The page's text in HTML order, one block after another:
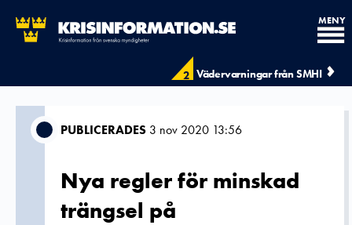
2 Vädervarningar från SMHI
MENY
PUBLICERADES 3 nov 2020 13:56
Nya regler för minskad
trängsel på